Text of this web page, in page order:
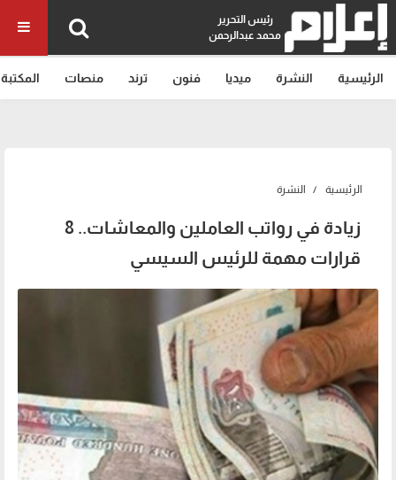
رئيس التحرير
محمد عبدالرحمن
الرئيسية النشرة ميديا فنون ترند منصات المكتبة
الرئيسية النشرة
زيادة في رواتب العاملين والمعاشات.. 8
قرارات مهمة للرئيس السيسي